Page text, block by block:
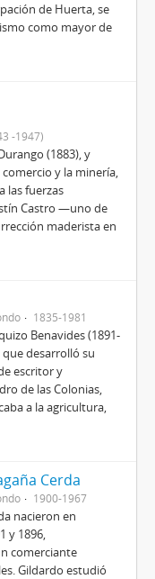
de Huerta, se
como mayor de
-1947)
(1883), y
y la minería,
las fuerzas
Castro —uno de
maderista en
1835-1981
Benavides (1891-
desarrolló su
escritor y
de las Colonias,
a la agricultura,
Cerda
1900-1967
nacieron en
y 1896,
comerciante
Gildardo estudió